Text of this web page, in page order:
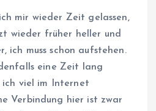
mir wieder Zeit gelassen,
wieder früher heller und
ich muss schon aufstehen.
eine Zeit lang
viel im Internet
Verbindung hier ist zwar